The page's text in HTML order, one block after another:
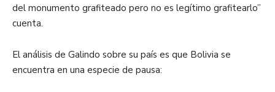
del monumento grafiteado pero no es legítimo grafitearlo”
cuenta.
El análisis de Galindo sobre su país es que Bolivia se
encuentra en una especie de pausa: